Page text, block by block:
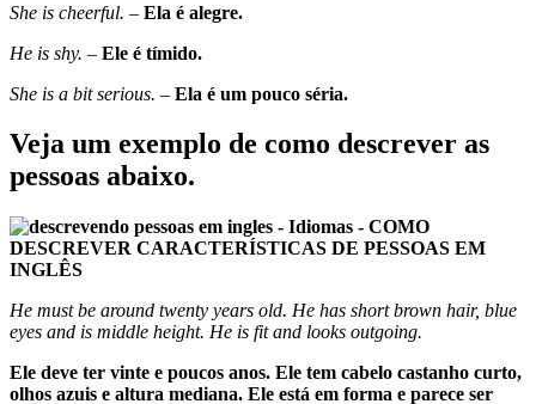
She is cheerful. – Ela é alegre.
He is shy. – Ele é tímido.
She is a bit serious. – Ela é um pouco séria.
Veja um exemplo de como descrever as
pessoas abaixo.
He must be around twenty years old. He has short brown hair, blue
eyes and is middle height. He is fit and looks outgoing.
Ele deve ter vinte e poucos anos. Ele tem cabelo castanho curto,
olhos azuis e altura mediana. Ele está em forma e parece ser